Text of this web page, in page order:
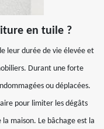
en tuile ?
leur durée de vie élevée et
Durant une forte
ou déplacées.
pour limiter les dégâts
maison. Le bâchage est la